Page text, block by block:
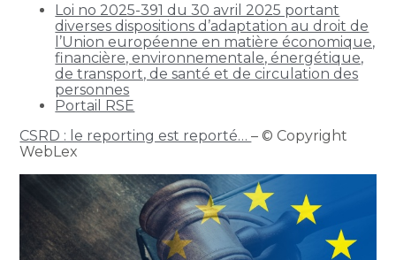
Loi no 2025-391 du 30 avril 2025 portant
diverses dispositions d’adaptation au droit de
l’Union européenne en matière économique,
financière, environnementale, énergétique,
de transport, de santé et de circulation des
personnes
Portail RSE
CSRD : le reporting est reporté…– © Copyright
WebLex